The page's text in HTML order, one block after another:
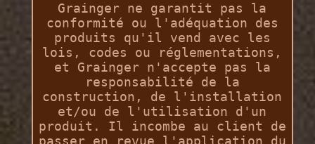
Grainger ne garantit pas la
conformité ou l'adéquation des
produits qu'il vend avec les
lois, codes ou réglementations,
et Grainger n'accepte pas la
responsabilité de la
construction, de l'installation
et/ou de l'utilisation d'un
produit. Il incombe au client de
passer en revue l'application du